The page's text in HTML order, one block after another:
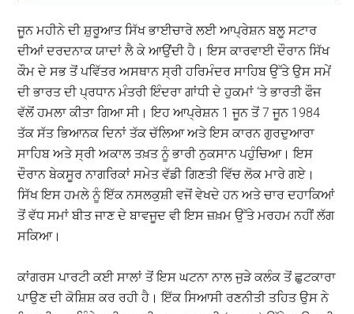
ਜੂਨ ਮਹੀਨੇ ਦੀ ਸ਼ੁਰੂਆਤ ਸਿੱਖ ਭਾਈਚਾਰੇ ਲਈ ਆਪ੍ਰੇਸ਼ਨ ਬਲੂ ਸਟਾਰ
ਦੀਆਂ ਦਰਦਨਾਕ ਯਾਦਾਂ ਲੈ ਕੇ ਆਉਂਦੀ ਹੈ। ਇਸ ਕਾਰਵਾਈ ਦੌਰਾਨ ਸਿੱਖ
ਕੌਮ ਦੇ ਸਭ ਤੋਂ ਪਵਿੱਤਰ ਅਸਥਾਨ ਸ੍ਰੀ ਹਰਿਮੰਦਰ ਸਾਹਿਬ ਉੱਤੇ ਉਸ ਸਮੇਂ
ਦੀ ਭਾਰਤ ਦੀ ਪ੍ਰਧਾਨ ਮੰਤਰੀ ਇੰਦਰਾ ਗਾਂਧੀ ਦੇ ਹੁਕਮਾਂ ‘ਤੇ ਭਾਰਤੀ ਫੌਜ
ਵੱਲੋਂ ਹਮਲਾ ਕੀਤਾ ਗਿਆ ਸੀ। ਇਹ ਆਪ੍ਰੇਸ਼ਨ 1 ਜੂਨ ਤੋਂ 7 ਜੂਨ 1984
ਤੱਕ ਸੱਤ ਭਿਆਨਕ ਦਿਨਾਂ ਤੱਕ ਚੱਲਿਆ ਅਤੇ ਇਸ ਕਾਰਨ ਗੁਰਦੁਆਰਾ
ਸਾਹਿਬ ਅਤੇ ਸ੍ਰੀ ਅਕਾਲ ਤਖ਼ਤ ਨੂੰ ਭਾਰੀ ਨੁਕਸਾਨ ਪਹੁੰਚਿਆ। ਇਸ
ਦੌਰਾਨ ਬੇਕਸੂਰ ਨਾਗਰਿਕਾਂ ਸਮੇਤ ਵੱਡੀ ਗਿਣਤੀ ਵਿੱਚ ਲੋਕ ਮਾਰੇ ਗਏ।
ਸਿੱਖ ਇਸ ਹਮਲੇ ਨੂੰ ਇੱਕ ਨਸਲਕੁਸ਼ੀ ਵਜੋਂ ਵੇਖਦੇ ਹਨ ਅਤੇ ਚਾਰ ਦਹਾਕਿਆਂ
ਤੋਂ ਵੱਧ ਸਮਾਂ ਬੀਤ ਜਾਣ ਦੇ ਬਾਵਜੂਦ ਵੀ ਇਸ ਜ਼ਖ਼ਮ ਉੱਤੇ ਮਰਹਮ ਨਹੀਂ ਲੱਗ
ਸਕਿਆ।
ਕਾਂਗਰਸ ਪਾਰਟੀ ਕਈ ਸਾਲਾਂ ਤੋਂ ਇਸ ਘਟਨਾ ਨਾਲ ਜੁੜੇ ਕਲੰਕ ਤੋਂ ਛੁਟਕਾਰਾ
ਪਾਉਣ ਦੀ ਕੋਸ਼ਿਸ਼ ਕਰ ਰਹੀ ਹੈ। ਇੱਕ ਸਿਆਸੀ ਰਣਨੀਤੀ ਤਹਿਤ ਉਸ ਨੇ